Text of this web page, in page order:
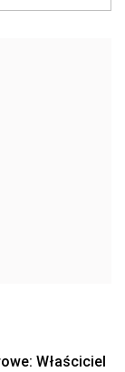
Właściciel